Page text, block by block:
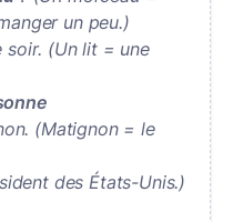
un peu.)
(Un lit = une
(Matignon = le
des États-Unis.)